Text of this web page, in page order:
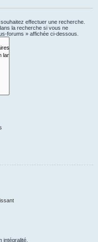
effectuer une recherche.
la recherche si vous ne
forums » affichée ci-dessous.
intégralité.